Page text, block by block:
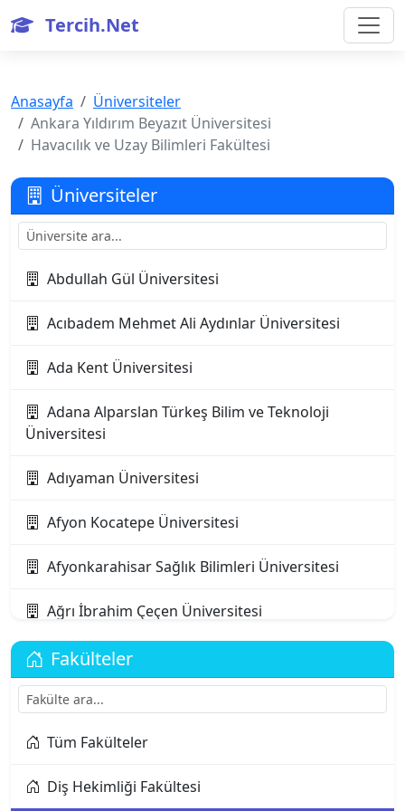
Tercih.Net
Anasayfa
Üniversiteler
Ankara Yıldırım Beyazıt Üniversitesi
Havacılık ve Uzay Bilimleri Fakültesi
Üniversiteler
Abdullah Gül Üniversitesi
Acıbadem Mehmet Ali Aydınlar Üniversitesi
Ada Kent Üniversitesi
Adana Alparslan Türkeş Bilim ve Teknoloji
Üniversitesi
Adıyaman Üniversitesi
Afyon Kocatepe Üniversitesi
Afyonkarahisar Sağlık Bilimleri Üniversitesi
Ağrı İbrahim Çeçen Üniversitesi
Akdeniz Karpaz Üniversitesi
Akdeniz Üniversitesi
Aksaray Üniversitesi
Alanya Alaaddin Keykubat Üniversitesi
Fakülteler
Tüm Fakülteler
Diş Hekimliği Fakültesi